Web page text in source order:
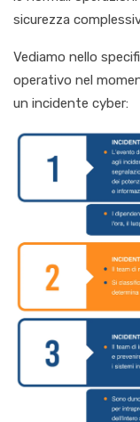
sicurezza
Vediamo nello
operativo nel
un incidente cyber: